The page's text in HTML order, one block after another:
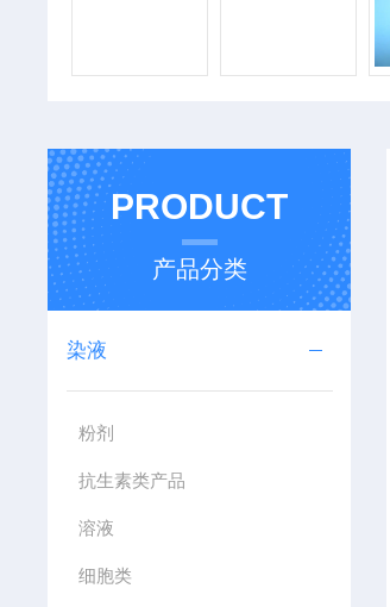
PRODUCT
产品分类
染液
粉剂
抗生素类产品
溶液
细胞类